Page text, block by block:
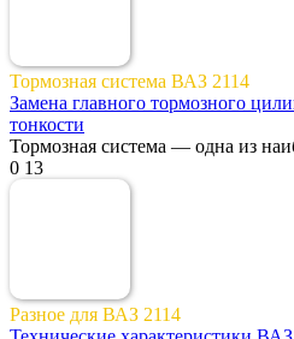
Тормозная система ВАЗ 2114
Замена главного тормозного
тонкости
Тормозная система — одна из
0 13
Разное для ВАЗ 2114